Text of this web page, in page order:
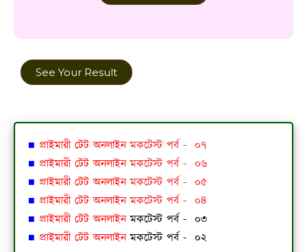
See Your Result
■ প্রাইমারী টেট অনলাইন মকটেস্ট পর্ব - ০৭
■ প্রাইমারী টেট অনলাইন মকটেস্ট পর্ব - ০৬
■ প্রাইমারী টেট অনলাইন মকটেস্ট পর্ব - ০৫
■ প্রাইমারী টেট অনলাইন মকটেস্ট পর্ব - ০৪
■ প্রাইমারী টেট অনলাইন মকটেস্ট পর্ব - ০৩
■ প্রাইমারী টেট অনলাইন মকটেস্ট পর্ব - ০২